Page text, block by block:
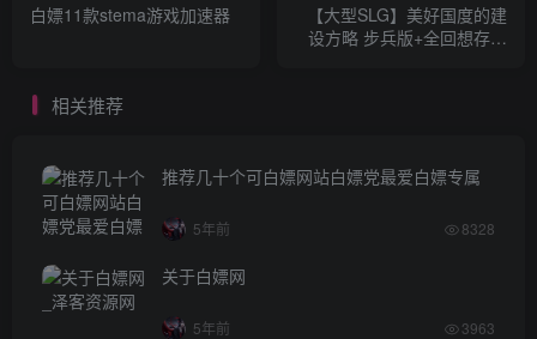
白嫖11款stema游戏加速器
【大型SLG】美好国度的建
设方略 步兵版+全回想存档
相关推荐
推荐几十个可白嫖网站白嫖党最爱白嫖专属
5年前 8328
关于白嫖网
5年前 3963